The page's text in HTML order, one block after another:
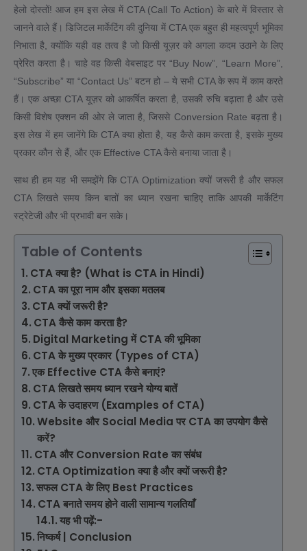
हेलो दोस्तों! आज हम इस लेख में CTA (Call To Action) के बारे में विस्तार से
जानने वाले हैं। डिजिटल मार्केटिंग की दुनिया में CTA एक बहुत ही महत्वपूर्ण भूमिका
निभाता है, क्योंकि यही वह तत्व है जो किसी यूज़र को अगला कदम उठाने के लिए
प्रेरित करता है। चाहे वह किसी वेबसाइट पर “Buy Now”, “Learn More”,
“Subscribe” या “Contact Us” बटन हो – ये सभी CTA के रूप में काम करते
हैं। एक अच्छा CTA यूज़र को आकर्षित करता है, उसकी रुचि बढ़ाता है और उसे
किसी विशेष एक्शन की ओर ले जाता है, जिससे Conversion Rate बढ़ता है।
इस लेख में हम जानेंगे कि CTA क्या होता है, यह कैसे काम करता है, इसके मुख्य
प्रकार कौन से हैं, और एक Effective CTA कैसे बनाया जाता है।
साथ ही हम यह भी समझेंगे कि CTA Optimization क्यों जरूरी है और सफल
CTA लिखते समय किन बातों का ध्यान रखना चाहिए ताकि आपकी मार्केटिंग
स्ट्रेटेजी और भी प्रभावी बन सके।
Table of Contents
CTA क्या है? (What is CTA in Hindi)
CTA का पूरा नाम और इसका मतलब
CTA क्यों जरूरी है?
CTA कैसे काम करता है?
Digital Marketing में CTA की भूमिका
CTA के मुख्य प्रकार (Types of CTA)
एक Effective CTA कैसे बनाएं?
CTA लिखते समय ध्यान रखने योग्य बातें
CTA के उदाहरण (Examples of CTA)
Website और Social Media पर CTA का उपयोग कैसे
करें?
CTA और Conversion Rate का संबंध
CTA Optimization क्या है और क्यों जरूरी है?
सफल CTA के लिए Best Practices
CTA बनाते समय होने वाली सामान्य गलतियाँ
यह भी पढ़ें:-
निष्कर्ष | Conclusion